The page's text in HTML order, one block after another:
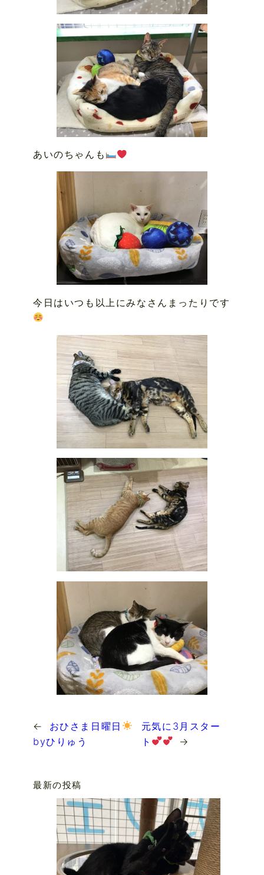
あいのちゃんも
今日はいつも以上にみなさんまったりです
←
おひさま日曜日
byひりゅう
元気に3月スター
ト
→
最新の投稿